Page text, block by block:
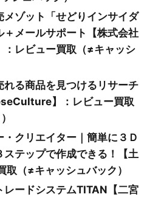
メゾット「せどりインサイダ
＋メールサポート【株式会社
：レビュー買取（≠キャッシ
る商品を見つけるリサーチ
】：レビュー買取
クリエイター｜簡単に３Ｄ
テップで作成できる！【土
取（≠キャッシュバック）
レードシステムTITAN【二宮